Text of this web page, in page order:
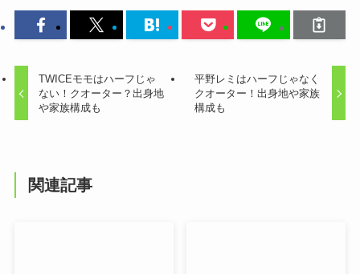
TWICEモモはハーフじゃ
ない！クオーター？出身地
や家族構成も
平野レミはハーフじゃなく
クオーター！出身地や家族
構成も
関連記事